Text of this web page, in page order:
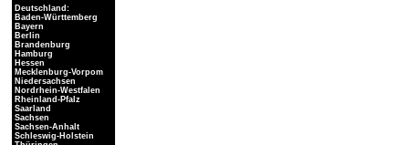
Deutschland:
Baden-Württemberg
Bayern
Berlin
Brandenburg
Hamburg
Hessen
Mecklenburg-Vorpom
Niedersachsen
Nordrhein-Westfalen
Rheinland-Pfalz
Saarland
Sachsen
Sachsen-Anhalt
Schleswig-Holstein